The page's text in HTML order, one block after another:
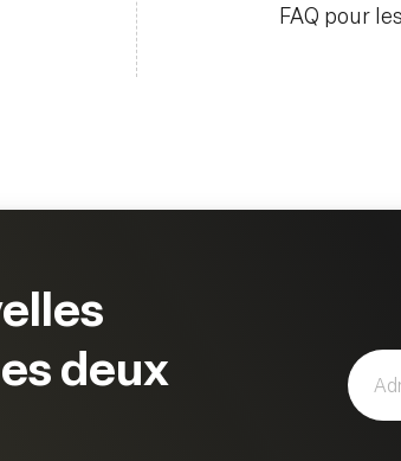
FAQ pour
deux